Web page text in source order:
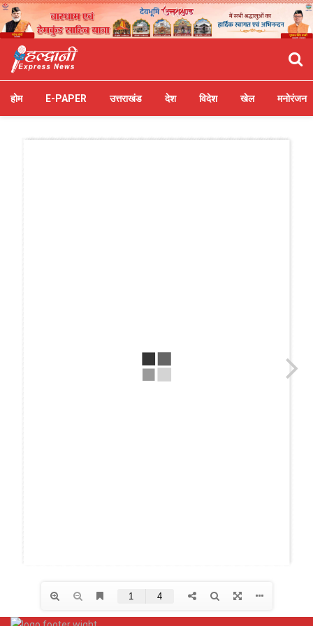
होम E-PAPER उत्तराखंड देश विदेश खेल मनोरंजन